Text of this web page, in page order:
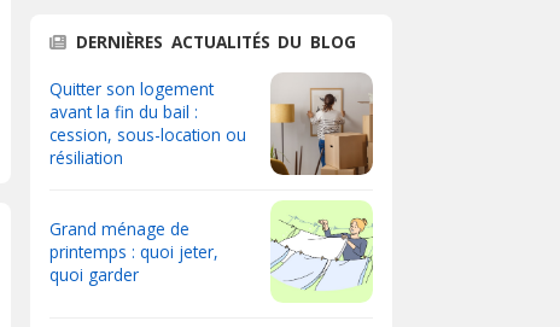
DERNIÈRES ACTUALITÉS DU BLOG
Quitter son logement
avant la fin du bail :
cession, sous-location ou
résiliation
Grand ménage de
printemps : quoi jeter,
quoi garder